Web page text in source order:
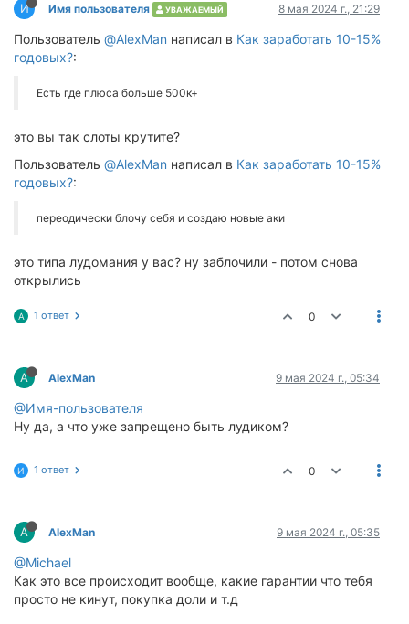
И Имя пользователя УВАЖАЕМЫЙ 8 мая 2024 г., 21:29
Пользователь @AlexMan написал в Как заработать 10-15%
годовых?:
Есть где плюса больше 500к+
это вы так слоты крутите?
Пользователь @AlexMan написал в Как заработать 10-15%
годовых?:
переодически блочу себя и создаю новые аки
это типа лудомания у вас? ну заблочили - потом снова
открылись
A 1 ответ 0
A AlexMan 9 мая 2024 г., 05:34
@Имя-пользователя
Ну да, а что уже запрещено быть лудиком?
И 1 ответ 0
A AlexMan 9 мая 2024 г., 05:35
@Michael
Как это все происходит вообще, какие гарантии что тебя
просто не кинут, покупка доли и т.д